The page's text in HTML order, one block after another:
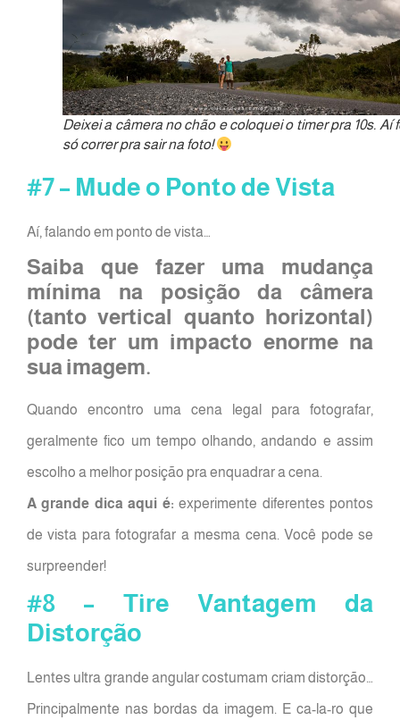
Deixei a câmera no chão e coloquei o timer pra 10s. Aí
só correr pra sair na foto!
#7 – Mude o Ponto de Vista
Aí, falando em ponto de vista…
Saiba que fazer uma mudança
mínima na posição da câmera
(tanto vertical quanto horizontal)
pode ter um impacto enorme na
sua imagem.
Quando encontro uma cena legal para fotografar,
geralmente fico um tempo olhando, andando e assim
escolho a melhor posição pra enquadrar a cena.
A grande dica aqui é: experimente diferentes pontos
de vista para fotografar a mesma cena. Você pode se
surpreender!
#8 – Tire Vantagem da
Distorção
Lentes ultra grande angular costumam criam distorção…
Principalmente nas bordas da imagem. E ca-la-ro que